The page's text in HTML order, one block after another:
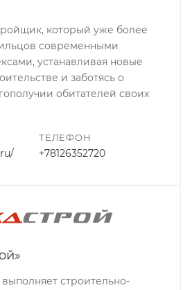
который уже более
современными
устанавливая новые
и заботясь о
обитателей своих
ТЕЛЕФОН
+78126352720
строительно-